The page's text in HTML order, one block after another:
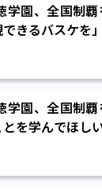
学園、全国制
きるバスケを」
学園、全国制
を学んでほしい